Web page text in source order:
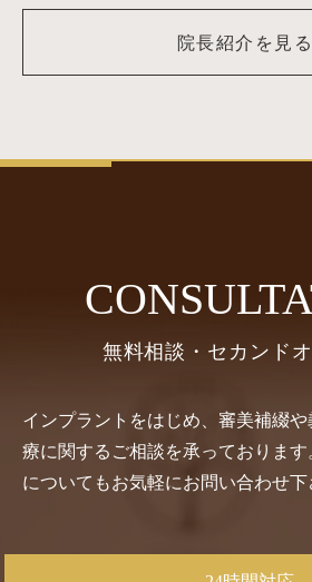
院長紹介を見る
無料相談・セカンド
インプラントをはじめ、審美補綴
療に関するご相談を承っておりま
についてもお気軽にお問い合わせ下